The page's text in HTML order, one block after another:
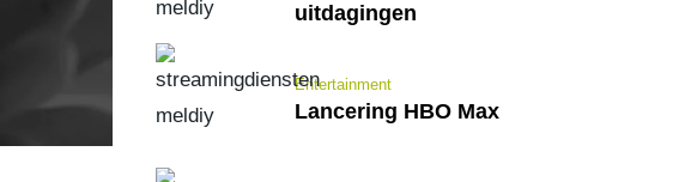
uitdagingen
Entertainment
Lancering HBO Max